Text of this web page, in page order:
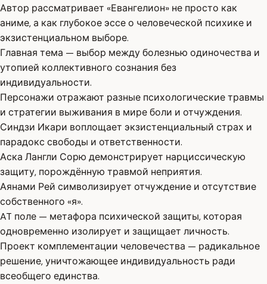
Автор рассматривает «Евангелион» не просто как
аниме, а как глубокое эссе о человеческой психике и
экзистенциальном выборе.
Главная тема — выбор между болезнью одиночества и
утопией коллективного сознания без
индивидуальности.
Персонажи отражают разные психологические травмы
и стратегии выживания в мире боли и отчуждения.
Синдзи Икари воплощает экзистенциальный страх и
парадокс свободы и ответственности.
Аска Лангли Сорю демонстрирует нарциссическую
защиту, порождённую травмой неприятия.
Аянами Рей символизирует отчуждение и отсутствие
собственного «я».
AT поле — метафора психической защиты, которая
одновременно изолирует и защищает личность.
Проект комплементации человечества — радикальное
решение, уничтожающее индивидуальность ради
всеобщего единства.